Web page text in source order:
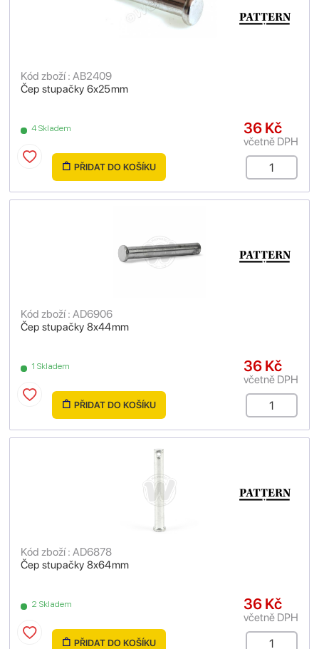
Čep stupačky 6x25mm
Kód zboží : AB2409
4 Skladem 36 Kč
včetně DPH
PŘIDAT DO KOŠÍKU
Čep stupačky 8x44mm
Kód zboží : AD6906
1 Skladem 36 Kč
včetně DPH
PŘIDAT DO KOŠÍKU
Čep stupačky 8x64mm
Kód zboží : AD6878
2 Skladem 36 Kč
včetně DPH
PŘIDAT DO KOŠÍKU